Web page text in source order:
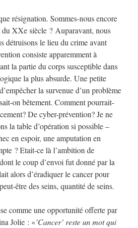
résignation. Sommes-nous encore
du XXe siècle ? Auparavant, nous
détruisons le lieu du crime avant
consiste apparemment à
la partie du corps susceptible dans
la plus absurde. Une petite
la survenue d’un problème
on bêtement. Comment pourrait-
De cyber-prévention? Je ne
la table d’opération si possible –
en espoir, une amputation en
? Etait-ce là l’ambition de
le coup d’envoi fut donné par la
alors d’éradiquer le cancer pour
être des seins, quantité de seins.
comme une opportunité offerte par
Jolie : «’Cancer’ reste un mot qui